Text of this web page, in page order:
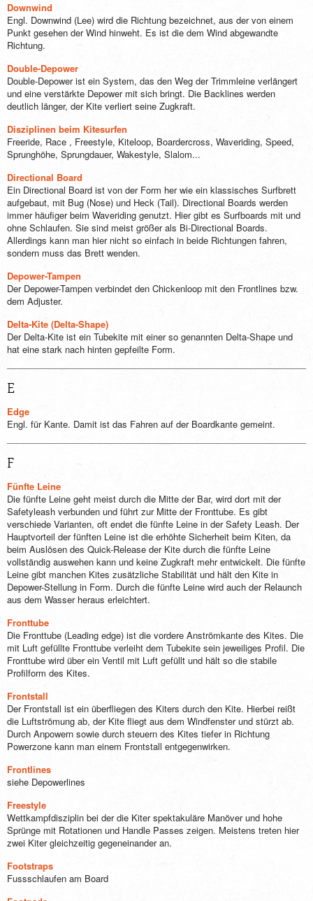
Downwind
Engl. Downwind (Lee) wird die Richtung bezeichnet, aus der von einem
Punkt gesehen der Wind hinweht. Es ist die dem Wind abgewandte
Richtung.
Double-Depower
Double-Depower ist ein System, das den Weg der Trimmleine verlängert
und eine verstärkte Depower mit sich bringt. Die Backlines werden
deutlich länger, der Kite verliert seine Zugkraft.
Disziplinen beim Kitesurfen
Freeride, Race , Freestyle, Kiteloop, Boardercross, Waveriding, Speed,
Sprunghöhe, Sprungdauer, Wakestyle, Slalom...
Directional Board
Ein Directional Board ist von der Form her wie ein klassisches Surfbrett
aufgebaut, mit Bug (Nose) und Heck (Tail). Directional Boards werden
immer häufiger beim Waveriding genutzt. Hier gibt es Surfboards mit und
ohne Schlaufen. Sie sind meist größer als Bi-Directional Boards.
Allerdings kann man hier nicht so einfach in beide Richtungen fahren,
sondern muss das Brett wenden.
Depower-Tampen
Der Depower-Tampen verbindet den Chickenloop mit den Frontlines bzw.
dem Adjuster.
Delta-Kite (Delta-Shape)
Der Delta-Kite ist ein Tubekite mit einer so genannten Delta-Shape und
hat eine stark nach hinten gepfeilte Form.
E
Edge
Engl. für Kante. Damit ist das Fahren auf der Boardkante gemeint.
F
Fünfte Leine
Die fünfte Leine geht meist durch die Mitte der Bar, wird dort mit der
Safetyleash verbunden und führt zur Mitte der Fronttube. Es gibt
verschiede Varianten, oft endet die fünfte Leine in der Safety Leash. Der
Hauptvorteil der fünften Leine ist die erhöhte Sicherheit beim Kiten, da
beim Auslösen des Quick-Release der Kite durch die fünfte Leine
vollständig auswehen kann und keine Zugkraft mehr entwickelt. Die fünfte
Leine gibt manchen Kites zusätzliche Stabilität und hält den Kite in
Depower-Stellung in Form. Durch die fünfte Leine wird auch der Relaunch
aus dem Wasser heraus erleichtert.
Fronttube
Die Fronttube (Leading edge) ist die vordere Anströmkante des Kites. Die
mit Luft gefüllte Fronttube verleiht dem Tubekite sein jeweiliges Profil. Die
Fronttube wird über ein Ventil mit Luft gefüllt und hält so die stabile
Profilform des Kites.
Frontstall
Der Frontstall ist ein überfliegen des Kiters durch den Kite. Hierbei reißt
die Luftströmung ab, der Kite fliegt aus dem Windfenster und stürzt ab.
Durch Anpowern sowie durch steuern des Kites tiefer in Richtung
Powerzone kann man einem Frontstall entgegenwirken.
Frontlines
siehe Depowerlines
Freestyle
Wettkampfdisziplin bei der die Kiter spektakuläre Manöver und hohe
Sprünge mit Rotationen und Handle Passes zeigen. Meistens treten hier
zwei Kiter gleichzeitig gegeneinander an.
Footstraps
Fussschlaufen am Board